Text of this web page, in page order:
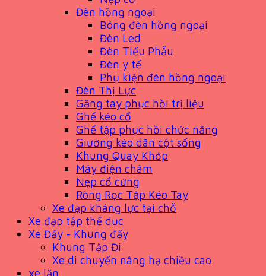
Đèn hồng ngoại
Bóng đèn hồng ngoại
Đèn Led
Đèn Tiểu Phẫu
Đèn y tế
Phụ kiện đèn hồng ngoại
Đèn Thị Lực
Găng tay phục hồi trị liệu
Ghế kéo cổ
Ghế tập phục hồi chức năng
Giường kéo dãn cột sống
Khung Quay Khớp
Máy điện châm
Nẹp cổ cứng
Ròng Rọc Tập Kéo Tay
Xe đạp kháng lực tại chỗ
Xe đạp tập thể dục
Xe Đẩy - Khung đẩy
Khung Tập Đi
Xe di chuyển nâng hạ chiều cao
xe lăn